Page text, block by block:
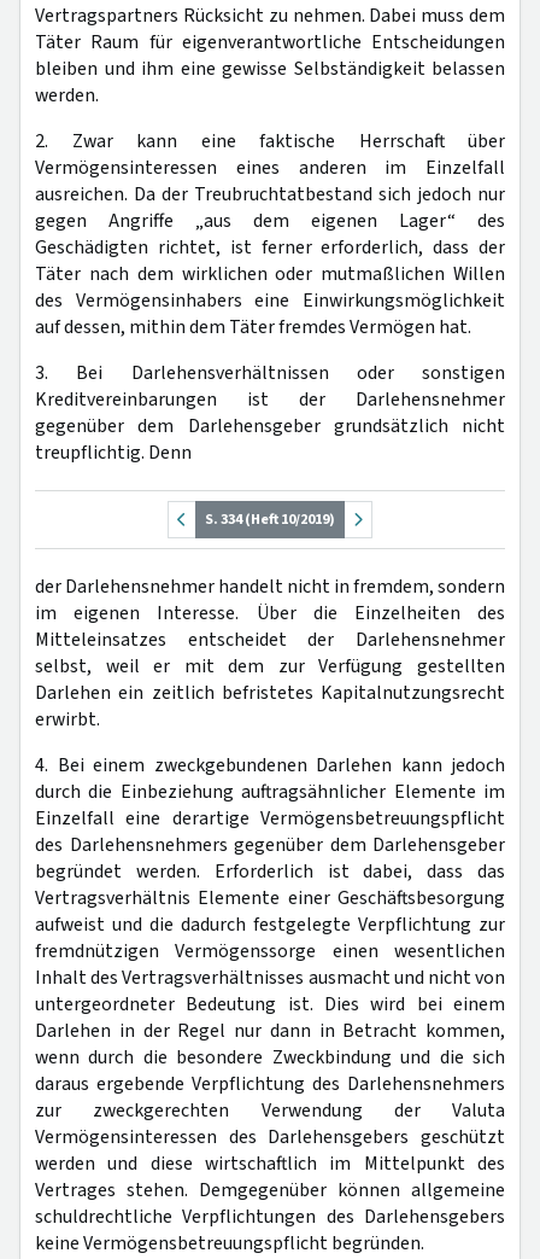
Vertragspartners Rücksicht zu nehmen. Dabei muss dem
Täter Raum für eigenverantwortliche Entscheidungen
bleiben und ihm eine gewisse Selbständigkeit belassen
werden.
2. Zwar kann eine faktische Herrschaft über
Vermögensinteressen eines anderen im Einzelfall
ausreichen. Da der Treubruchtatbestand sich jedoch nur
gegen Angriffe „aus dem eigenen Lager“ des
Geschädigten richtet, ist ferner erforderlich, dass der
Täter nach dem wirklichen oder mutmaßlichen Willen
des Vermögensinhabers eine Einwirkungsmöglichkeit
auf dessen, mithin dem Täter fremdes Vermögen hat.
3. Bei Darlehensverhältnissen oder sonstigen
Kreditvereinbarungen ist der Darlehensnehmer
gegenüber dem Darlehensgeber grundsätzlich nicht
treupflichtig. Denn
S. 334 (Heft 10/2019)
der Darlehensnehmer handelt nicht in fremdem, sondern
im eigenen Interesse. Über die Einzelheiten des
Mitteleinsatzes entscheidet der Darlehensnehmer
selbst, weil er mit dem zur Verfügung gestellten
Darlehen ein zeitlich befristetes Kapitalnutzungsrecht
erwirbt.
4. Bei einem zweckgebundenen Darlehen kann jedoch
durch die Einbeziehung auftragsähnlicher Elemente im
Einzelfall eine derartige Vermögensbetreuungspflicht
des Darlehensnehmers gegenüber dem Darlehensgeber
begründet werden. Erforderlich ist dabei, dass das
Vertragsverhältnis Elemente einer Geschäftsbesorgung
aufweist und die dadurch festgelegte Verpflichtung zur
fremdnützigen Vermögenssorge einen wesentlichen
Inhalt des Vertragsverhältnisses ausmacht und nicht von
untergeordneter Bedeutung ist. Dies wird bei einem
Darlehen in der Regel nur dann in Betracht kommen,
wenn durch die besondere Zweckbindung und die sich
daraus ergebende Verpflichtung des Darlehensnehmers
zur zweckgerechten Verwendung der Valuta
Vermögensinteressen des Darlehensgebers geschützt
werden und diese wirtschaftlich im Mittelpunkt des
Vertrages stehen. Demgegenüber können allgemeine
schuldrechtliche Verpflichtungen des Darlehensgebers
keine Vermögensbetreuungspflicht begründen.